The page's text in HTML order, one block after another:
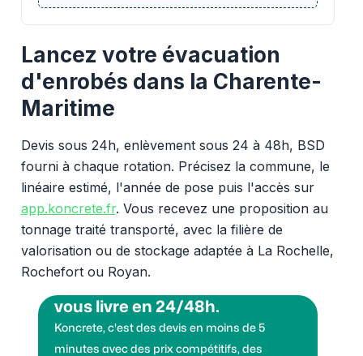
Lancez votre évacuation
d'enrobés dans la Charente-
Maritime
Devis sous 24h, enlèvement sous 24 à 48h, BSD
fourni à chaque rotation. Précisez la commune, le
linéaire estimé, l'année de pose puis l'accès sur
app.koncrete.fr. Vous recevez une proposition au
tonnage traité transporté, avec la filière de
valorisation ou de stockage adaptée à La Rochelle,
Rochefort ou Royan.
vous livre en 24/48h.
Koncrete, c'est des devis en moins de 5
minutes avec des prix compétitifs, des